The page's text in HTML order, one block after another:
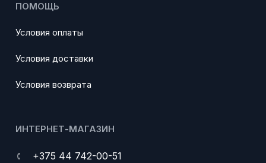
ПОМОЩЬ
Условия оплаты
Условия доставки
Условия возврата
ИНТЕРНЕТ-МАГАЗИН
+375 44 742-00-51